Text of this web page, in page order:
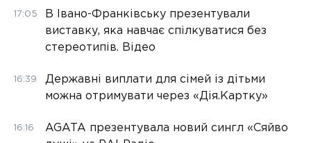
17:05
В Івано-Франківську презентували
виставку, яка навчає спілкуватися без
стереотипів. Відео
16:39
Державні виплати для сімей із дітьми
можна отримувати через «Дія.Картку»
16:16
AGATA презентувала новий сингл «Сяйво